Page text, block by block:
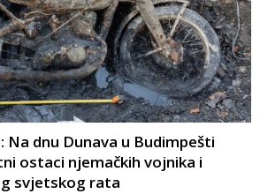
Na dnu Dunava u Budimpešti
ostaci njemačkih vojnika i
svjetskog rata